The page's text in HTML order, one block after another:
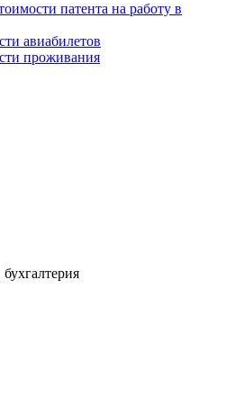
патента на работу в
авиабилетов
проживания